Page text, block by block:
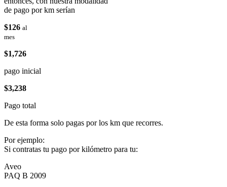
de pago por km serían
$126 al
mes
$1,726
pago inicial
$3,238
Pago total
De esta forma solo pagas por los km que recorres.
Por ejemplo:
Si contratas tu pago por kilómetro para tu:
Aveo
PAQ B 2009